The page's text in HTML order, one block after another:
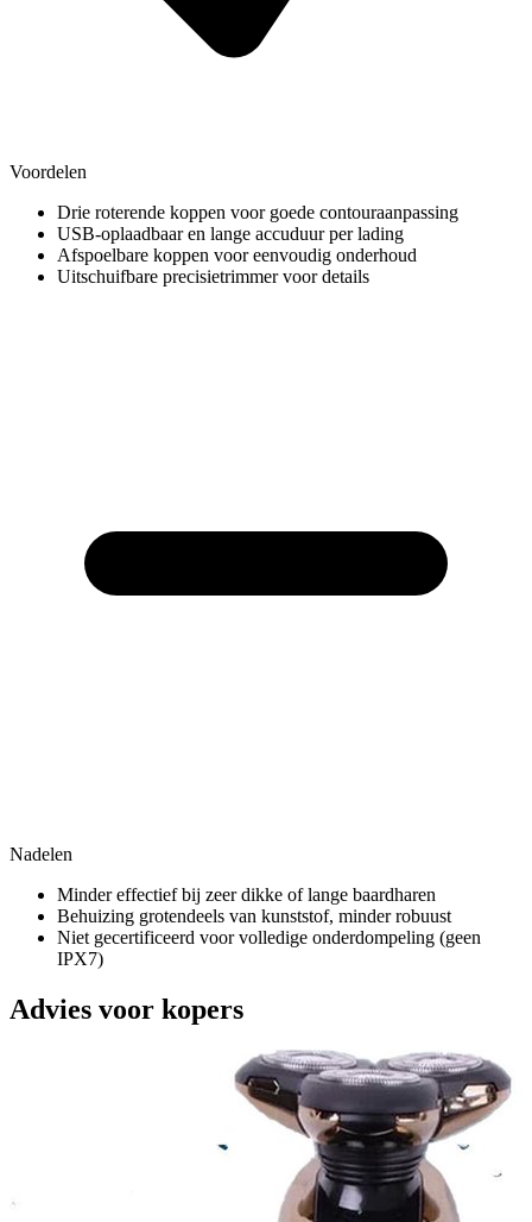
Voordelen
Drie roterende koppen voor goede contouraanpassing
USB-oplaadbaar en lange accuduur per lading
Afspoelbare koppen voor eenvoudig onderhoud
Uitschuifbare precisietrimmer voor details
Nadelen
Minder effectief bij zeer dikke of lange baardharen
Behuizing grotendeels van kunststof, minder robuust
Niet gecertificeerd voor volledige onderdompeling (geen
IPX7)
Advies voor kopers